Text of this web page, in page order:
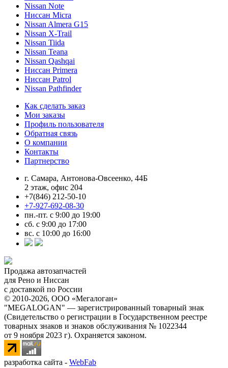
Nissan Note
Ниссан Micra
Nissan Almera G15
Nissan X-Trail
Nissan Tiida
Nissan Teana
Nissan Qashqai
Ниссан Primera
Ниссан Patrol
Nissan Pathfinder
Как сделать заказ
Мои заказы
Профиль пользователя
Обратная связь
О компании
Контакты
Партнерство
г. Самара, Антонова-Овсеенко, 44Б
2 этаж, офис 204
+7(846) 212-50-10
+7-927-692-08-30
пн.-пт. с 9:00 до 19:00
сб. с 9:00 до 17:00
вс. с 10:00 до 16:00
Продажа автозапчастей
для Рено и Ниссан
с доставкой по России
© 2010-2026, ООО «Мегалоган»
"MEGALOGAN" — зарегистрированный товарный знак
(Свидетельство о регистрации в Государственном реестре
товарных знаков и знаков обслуживания № 1022344
от 9 ноября 2023 г). Охраняется законом.
разработка сайта - WebFab